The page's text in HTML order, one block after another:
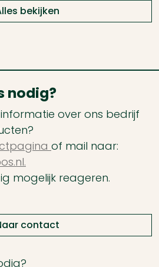
bekijken
nodig?
over ons bedrijf
of mail naar:
mogelijk reageren.
contact